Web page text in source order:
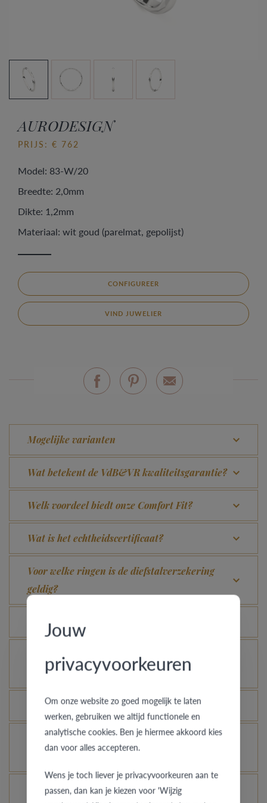
AURODESIGN
PRIJS: € 762
Model: 83-W/20
Breedte: 2,0mm
Dikte: 1,2mm
Materiaal: wit goud (parelmat, gepolijst)
CONFIGUREER
VIND JUWELIER
Mogelijke varianten
Wat betekent de VdB&VR kwaliteitsgarantie?
Welk voordeel biedt onze Comfort Fit?
Wat is het echtheidscertificaat?
Voor welke ringen is de diefstalverzekering
geldig?
Kan elke ring gegraveerd worden?
Hoe kan ik zien hoe de ring er uit ziet in een
andere kleur of breedte?
Hoe blijft je gouden ring er als nieuw uitzien?
Je gouden, platina of palladium ring nog meer
laten glanzen, kan dat?
Hoe vermijd je dat het gerhodineerd wit goud
Jouw
privacyvoorkeuren
Om onze website zo goed mogelijk te laten
werken, gebruiken we altijd functionele en
analytische cookies. Ben je hiermee akkoord kies
dan voor alles accepteren.
Wens je toch liever je privacyvoorkeuren aan te
passen, dan kan je kiezen voor 'Wijzig